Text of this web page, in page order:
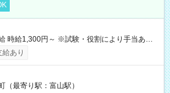
あり
昇給あり 【即給（前払い）オプションあ
場合、勤務から1週間ほどで給与の一部を受け
試験 8:30～17:30（休憩1時間） 時給1,300円
円＋交通費 ※当日の役割により時給＋100
あり
（最寄り駅：富山駅）